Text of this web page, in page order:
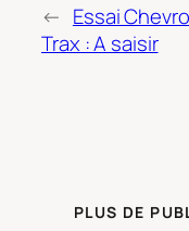
← Essai
Trax : A saisir
PLUS DE